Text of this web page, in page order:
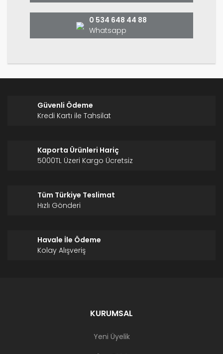
0 534 648 44 88
Whatsapp
Güvenli Ödeme
Kredi Kartı ile Tahsilat
Kaporta Ürünleri Hariç
5000TL Üzeri Kargo Ücretsiz
Tüm Türkiye Teslimat
Hızlı Gönderi
Havale İle Ödeme
Kolay Alışveriş
KURUMSAL
Yeni Üyelik